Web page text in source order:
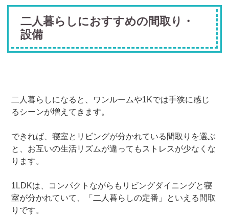
二人暮らしにおすすめの間取り・
設備
二人暮らしになると、ワンルームや1Kでは手狭に感じ
るシーンが増えてきます。
できれば、寝室とリビングが分かれている間取りを選ぶ
と、お互いの生活リズムが違ってもストレスが少なくな
ります。
1LDKは、コンパクトながらもリビングダイニングと寝
室が分かれていて、「二人暮らしの定番」といえる間取
りです。